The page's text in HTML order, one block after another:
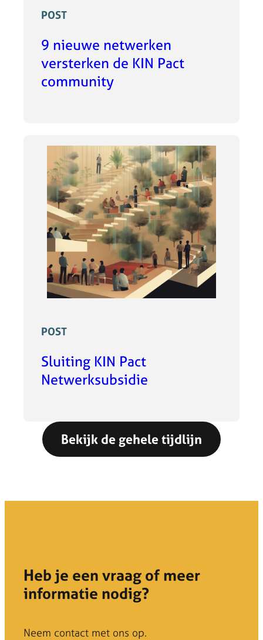
POST
9 nieuwe netwerken
versterken de KIN Pact
community
POST
Sluiting KIN Pact
Netwerksubsidie
Bekijk de gehele tijdlijn
Heb je een vraag of meer
informatie nodig?
Neem contact met ons op.